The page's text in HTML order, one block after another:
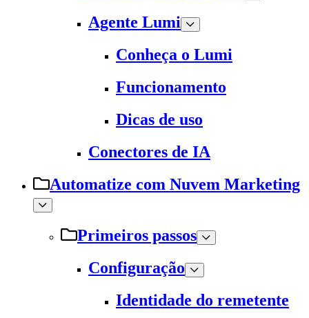
Agente Lumi
Conheça o Lumi
Funcionamento
Dicas de uso
Conectores de IA
Automatize com Nuvem Marketing
Primeiros passos
Configuração
Identidade do remetente